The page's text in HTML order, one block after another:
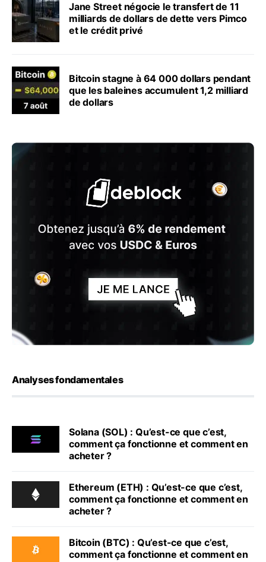
Jane Street négocie le transfert de 11
milliards de dollars de dette vers Pimco
et le crédit privé
Bitcoin stagne à 64 000 dollars pendant
que les baleines accumulent 1,2 milliard
de dollars
Analyses fondamentales
Solana (SOL) : Qu’est-ce que c’est,
comment ça fonctionne et comment en
acheter ?
Ethereum (ETH) : Qu’est-ce que c’est,
comment ça fonctionne et comment en
acheter ?
Bitcoin (BTC) : Qu’est-ce que c’est,
comment ça fonctionne et comment en